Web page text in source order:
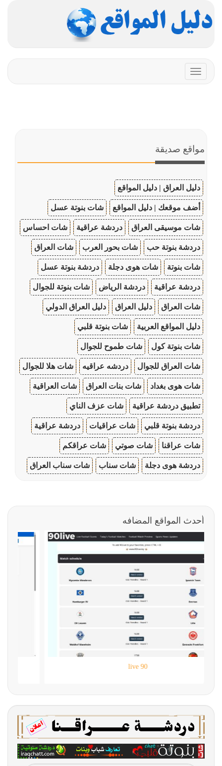
Toggle
navigation
مواقع صديقة
دليل العراق | دليل المواقع
أضف موقعك | دليل المواقع شات بنوتة عسل
شات موسيقى العراق دردشة عراقية شات احساس
دردشة بنوتة حب شات بحور العرب شات العراق
شات بنوتة شات هوى دجلة دردشة بنوتة عسل
دردشة عراقية دردشة الرياض شات بنوتة للجوال
شات العراق دليل العراق دليل العراق الدولي
دليل المواقع العربية شات بنوتة قلبي
شات بنوتة كول شات طموح للجوال
شات العراق للجوال دردشه عراقيه شات هلا للجوال
شات هوى بغداد شات بنات العراق شات العراقية
تطبيق دردشة عراقية شات عزف الناي
دردشة بنوتة قلبي شات عراقيات دردشة عراقية
شات عراقنا شات صوتي شات عراقكم
دردشة هوى دجلة شات سناب شات سناب العراق
أحدث المواقع المضافه